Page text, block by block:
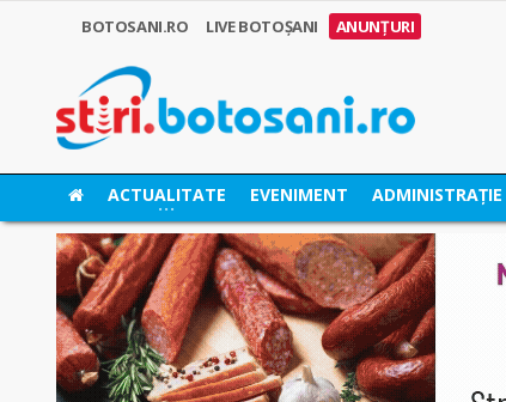
BOTOSANI.RO LIVE BOTOȘANI ANUNȚURI
ACTUALITATE EVENIMENT ADMINISTRAȚIE